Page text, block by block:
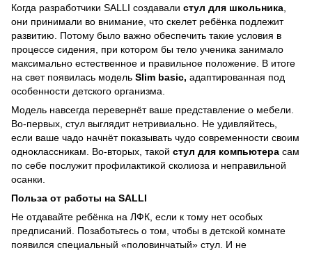
Когда разработчики SALLI создавали стул для школьника
они принимали во внимание, что скелет ребёнка подлежит
развитию. Потому было важно обеспечить такие условия в
процессе сидения, при котором бы тело ученика занимало
максимально естественное и правильное положение. В итоге
на свет появилась модель Slim basic, адаптированная под
особенности детского организма.
Модель навсегда перевернёт ваше представление о мебели.
Во-первых, стул выглядит нетривиально. Не удивляйтесь,
если ваше чадо начнёт показывать чудо современности своим
одноклассникам. Во-вторых, такой стул для компьютера сам
по себе послужит профилактикой сколиоза и неправильной
осанки.
Польза от работы на SALLI
Не отдавайте ребёнка на ЛФК, если к тому нет особых
предписаний. Позаботьтесь о том, чтобы в детской комнате
появился специальный «половинчатый» стул. И не